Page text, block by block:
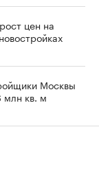
цен на
Москвы
млн кв. м